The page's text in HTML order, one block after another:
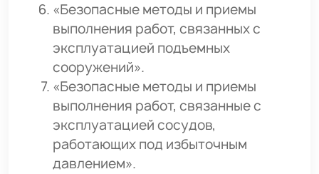
«Безопасные методы и приемы
выполнения работ, связанных с
эксплуатацией подъемных
сооружений».
«Безопасные методы и приемы
выполнения работ, связанные с
эксплуатацией сосудов,
работающих под избыточным
давлением».